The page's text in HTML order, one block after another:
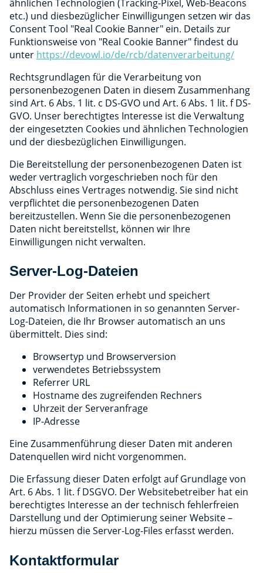
ähnlichen Technologien (Tracking-Pixel, Web-Beacons
etc.) und diesbezüglicher Einwilligungen setzen wir das
Consent Tool "Real Cookie Banner" ein. Details zur
Funktionsweise von "Real Cookie Banner" findest du
unter https://devowl.io/de/rcb/datenverarbeitung/
Rechtsgrundlagen für die Verarbeitung von
personenbezogenen Daten in diesem Zusammenhang
sind Art. 6 Abs. 1 lit. c DS-GVO und Art. 6 Abs. 1 lit. f DS-
GVO. Unser berechtigtes Interesse ist die Verwaltung
der eingesetzten Cookies und ähnlichen Technologien
und der diesbezüglichen Einwilligungen.
Die Bereitstellung der personenbezogenen Daten ist
weder vertraglich vorgeschrieben noch für den
Abschluss eines Vertrages notwendig. Sie sind nicht
verpflichtet die personenbezogenen Daten
bereitzustellen. Wenn Sie die personenbezogenen
Daten nicht bereitstellst, können wir Ihre
Einwilligungen nicht verwalten.
Server-Log-Dateien
Der Provider der Seiten erhebt und speichert
automatisch Informationen in so genannten Server-
Log-Dateien, die Ihr Browser automatisch an uns
übermittelt. Dies sind:
Browsertyp und Browserversion
verwendetes Betriebssystem
Referrer URL
Hostname des zugreifenden Rechners
Uhrzeit der Serveranfrage
IP-Adresse
Eine Zusammenführung dieser Daten mit anderen
Datenquellen wird nicht vorgenommen.
Die Erfassung dieser Daten erfolgt auf Grundlage von
Art. 6 Abs. 1 lit. f DSGVO. Der Websitebetreiber hat ein
berechtigtes Interesse an der technisch fehlerfreien
Darstellung und der Optimierung seiner Website –
hierzu müssen die Server-Log-Files erfasst werden.
Kontaktformular